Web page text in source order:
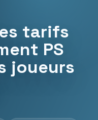
tarifs
PS
joueurs